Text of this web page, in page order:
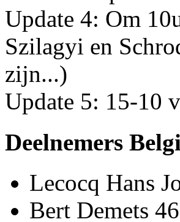
Update 4: Om
Szilagyi en
zijn...)
Update 5: 15-10
Deelnemers
Lecocq Hans
Bert Demets